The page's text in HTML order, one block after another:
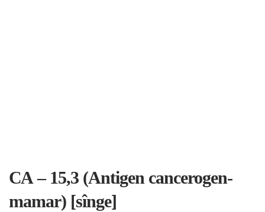
СА – 15,3 (Antigen cancerogen-
mamar) [sînge]